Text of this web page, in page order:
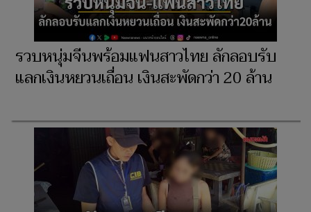
รวบหนุ่มจีนพร้อมแฟนสาวไทย ลักลอบรับ
แลกเงินหยวนเถื่อน เงินสะพัดกว่า 20 ล้าน